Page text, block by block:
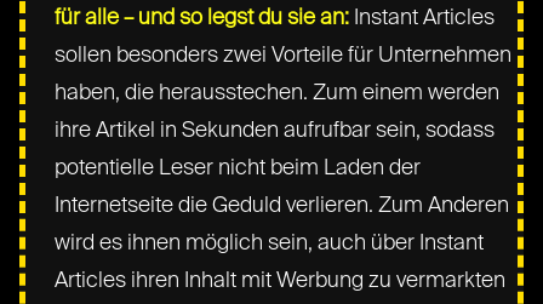
für alle – und so legst du sie an: Instant Articles
sollen besonders zwei Vorteile für Unternehmen
haben, die herausstechen. Zum einem werden
ihre Artikel in Sekunden aufrufbar sein, sodass
potentielle Leser nicht beim Laden der
Internetseite die Geduld verlieren. Zum Anderen
wird es ihnen möglich sein, auch über Instant
Articles ihren Inhalt mit Werbung zu vermarkten